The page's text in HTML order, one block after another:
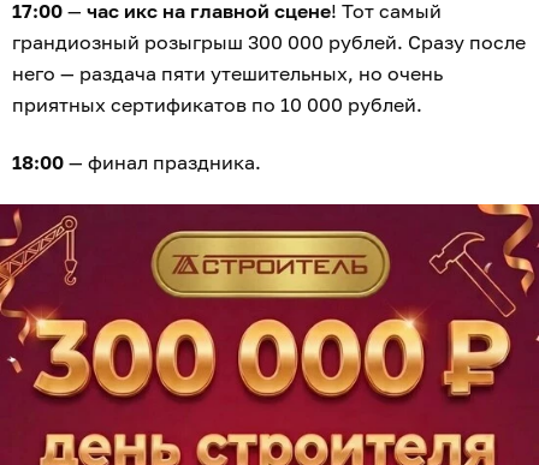
17:00 — час икс на главной сцене! Тот самый
грандиозный розыгрыш 300 000 рублей. Сразу после
него — раздача пяти утешительных, но очень
приятных сертификатов по 10 000 рублей.
18:00 — финал праздника.